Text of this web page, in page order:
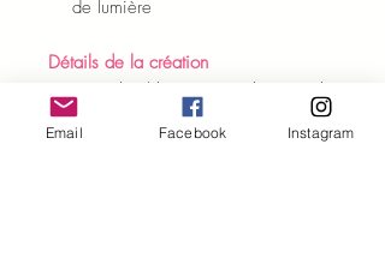
de lumière
Détails de la création
Porte-clé / bijou spirituel artisanal
Assemblage fait main avec soin
Pierres naturelles : quartz rose &
Email Facebook Instagram